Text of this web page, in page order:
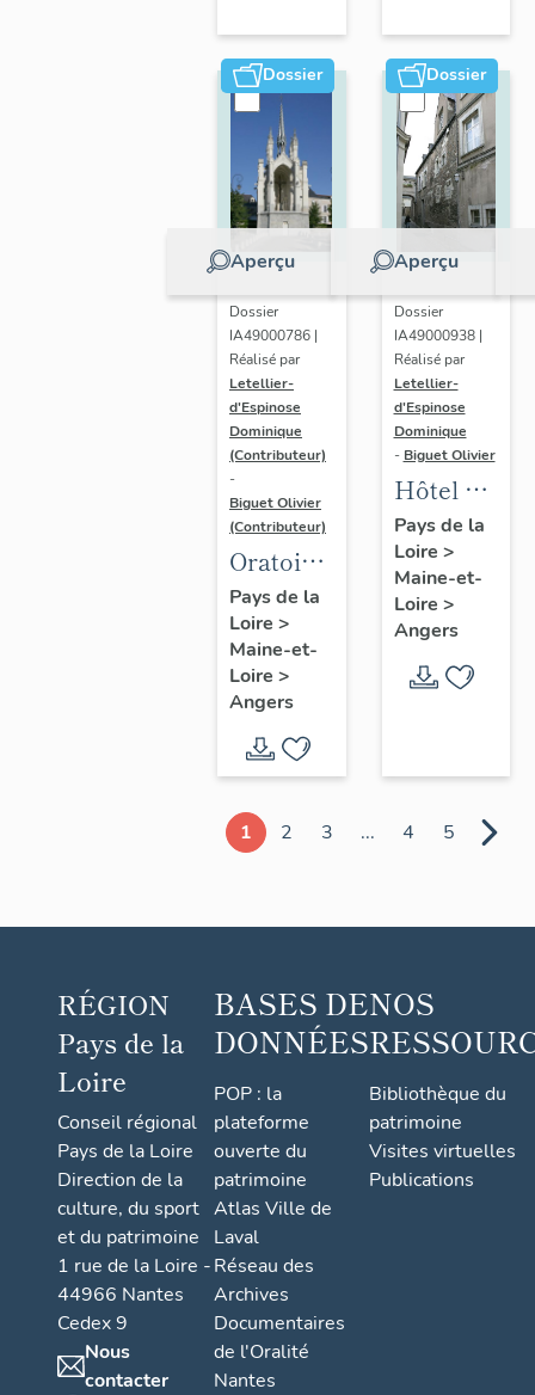
Dossier
Aperçu
Dossier
IA49000786 |
Réalisé par
Letellier-
d'Espinose
Dominique
(Contributeur)
-
Biguet Olivier
(Contributeur)
Oratoire
dit
chapelle
Notre-
Dame-
de-Pitié,
puis
du
Tertre-
Laurent,
Tertre-
Saint-
Laurent
Pays de la
Loire >
Maine-et-
Loire >
Angers
Dossier
Aperçu
Dossier
IA49000938 |
Réalisé par
Letellier-
d'Espinose
Dominique
- Biguet Olivier
Hôtel dit
maison
canoniale
Saint-
Laurent,
6-8 rue
du
Pays de la
Loire >
Maine-et-
Loire >
Angers
1 2 3 ... 4 5
RÉGION
Pays de la
Loire
Conseil régional
Pays de la Loire
Direction de la
culture, du sport
et du patrimoine
1 rue de la Loire -
44966 Nantes
Cedex 9
Nous
contacter
BASES DE
DONNÉES
POP : la
plateforme
ouverte du
patrimoine
Atlas Ville de
Laval
Réseau des
Archives
Documentaires
de l'Oralité
Nantes
NOS
Bibliothèque du
patrimoine
Visites virtuelles
Publications